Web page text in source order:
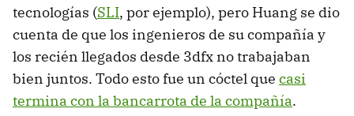
tecnologías (SLI, por ejemplo), pero Huang se dio
cuenta de que los ingenieros de su compañía y
los recién llegados desde 3dfx no trabajaban
bien juntos. Todo esto fue un cóctel que casi
termina con la bancarrota de la compañía.